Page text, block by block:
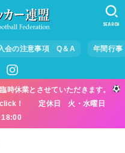
会の注意事項 Q＆A 年間行事
SEARCH
時休業とさせていただきます。
click！ 定休日 火・水曜日
18:00